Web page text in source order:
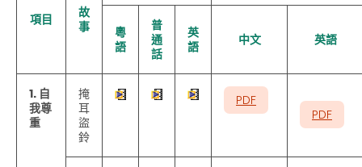
項目
故
事
粵
語
普
通
話
英
語
中文 英語
1. 自
我尊
重
掩
耳
盜
鈴
PDF
PDF